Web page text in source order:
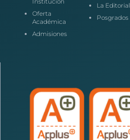
Oferta
Académica
Admisiones
La Editorial
Posgrados